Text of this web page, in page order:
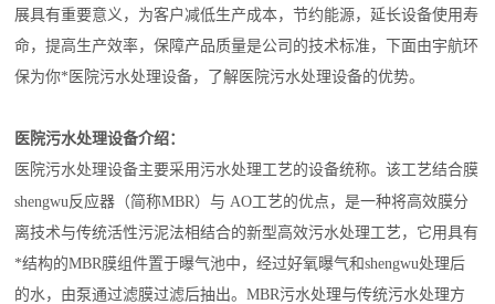
展具有重要意义，为客户减低生产成本，节约能源，延长设备使用寿
命，提高生产效率，保障产品质量是公司的技术标准，下面由宇航环
保为你*医院污水处理设备，了解医院污水处理设备的优势。
医院污水处理设备介绍：
医院污水处理设备主要采用污水处理工艺的设备统称。该工艺结合膜
shengwu反应器（简称MBR）与 AO工艺的优点，是一种将高效膜分
离技术与传统活性污泥法相结合的新型高效污水处理工艺，它用具有
*结构的MBR膜组件置于曝气池中，经过好氧曝气和shengwu处理后
的水，由泵通过滤膜过滤后抽出。MBR污水处理与传统污水处理方